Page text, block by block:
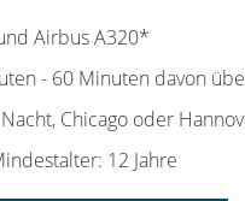
Airbus A320*
- 60 Minuten davon
Chicago oder
12 Jahre